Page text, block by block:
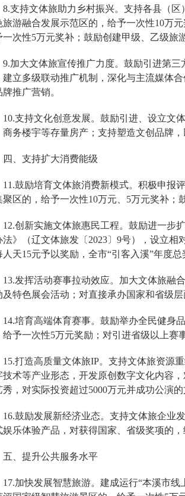
持文体旅助力乡村振兴。支持各县（区
旅游融合发展示范区的，给予一次性10万
一次性5万元奖补；鼓励创建甲级、乙级旅
大文体旅宣传推广力度。鼓励引进第三
建立多级联动推广机制，深化与主流媒体
推广营销。
支持文化创意发展。鼓励引进、设立文体
商务楼宇等存量房产；支持塑造文创品牌
支持扩大消费能级
鼓励培育文体旅消费新模式。积极申报评
聚区的，给予一次性10万元、5万元奖补；
创新实施文体旅惠民工程。鼓励进一步扩
法》（辽文体旅发〔2023〕9号），设立相
人天15元予以奖励，全市“引客入溪”年度
发挥活动赛事拉动效应。加大文体旅融合
及特色展会活动；对直接承办国家和省级
培育高端体育赛事。鼓励举办全民健身品
给予一次性5万元奖励；对引进省级以上赛
打造高质量文体旅IP。支持文体旅资源重
技术等产业形态，开发原创数字文化内容
秀，对实际投资超过5000万元并成功公演
鼓励发展新经济业态。支持文体旅企业发
娱乐体验产品，对获得国家、省级奖项的，
提升公共服务水平
加快发展智慧旅游。建成运行“本溪市线